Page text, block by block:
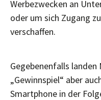
Werbezwecken an
oder um sich Zugang
verschaffen.
Gegebenenfalls
„Gewinnspiel“ aber
Smartphone in der